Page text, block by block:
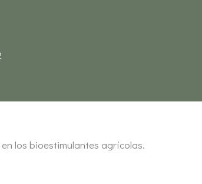
los bioestimulantes agrícolas.